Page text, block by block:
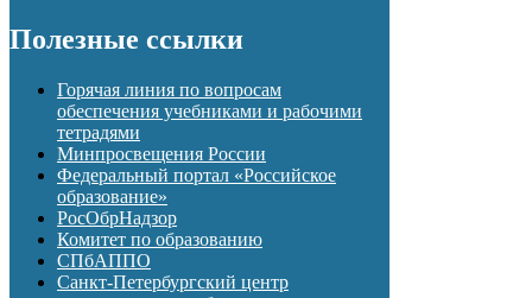
Полезные ссылки
Горячая линия по вопросам
обеспечения учебниками и рабочими
тетрадями
Минпросвещения России
Федеральный портал «Российское
образование»
РосОбрНадзор
Комитет по образованию
СПбАППО
Санкт-Петербургский центр